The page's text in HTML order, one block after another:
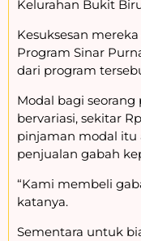
Kelurahan Bukit
Kesuksesan
Program Sinar
dari program
Modal bagi
bervariasi, sekitar
pinjaman modal itu
penjualan gabah
“Kami membeli
katanya.
Sementara untuk